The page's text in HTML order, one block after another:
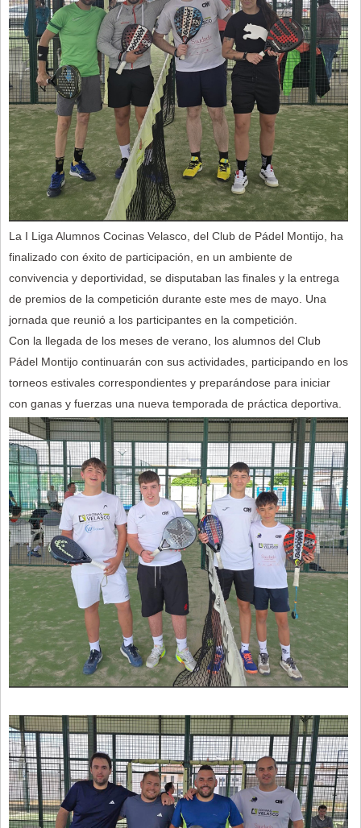
La I Liga Alumnos Cocinas Velasco, del Club de Pádel Montijo, ha
finalizado con éxito de participación, en un ambiente de
convivencia y deportividad, se disputaban las finales y la entrega
de premios de la competición durante este mes de mayo. Una
jornada que reunió a los participantes en la competición.
Con la llegada de los meses de verano, los alumnos del Club
Pádel Montijo continuarán con sus actividades, participando en los
torneos estivales correspondientes y preparándose para iniciar
con ganas y fuerzas una nueva temporada de práctica deportiva.